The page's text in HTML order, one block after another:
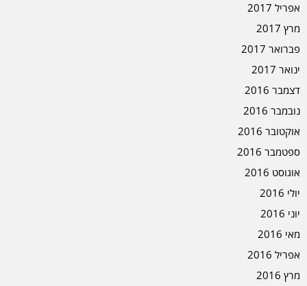
אפריל 2017
מרץ 2017
פברואר 2017
ינואר 2017
דצמבר 2016
נובמבר 2016
אוקטובר 2016
ספטמבר 2016
אוגוסט 2016
יולי 2016
יוני 2016
מאי 2016
אפריל 2016
מרץ 2016